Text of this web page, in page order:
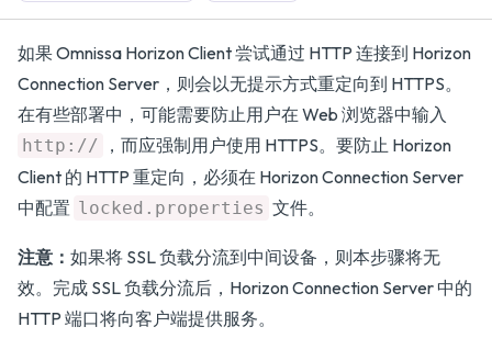
如果 Omnissa Horizon Client 尝试通过 HTTP 连接到 Horizon
Connection Server，则会以无提示方式重定向到 HTTPS。
在有些部署中，可能需要防止用户在 Web 浏览器中输入
http://
，而应强制用户使用 HTTPS。要防止 Horizon
Client 的 HTTP 重定向，必须在 Horizon Connection Server
中配置 locked.properties 文件。
注意： 如果将 SSL 负载分流到中间设备，则本步骤将无
效。完成 SSL 负载分流后，Horizon Connection Server 中的
HTTP 端口将向客户端提供服务。